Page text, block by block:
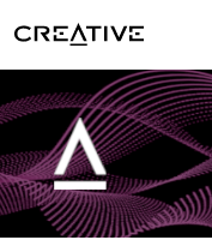
Facebook